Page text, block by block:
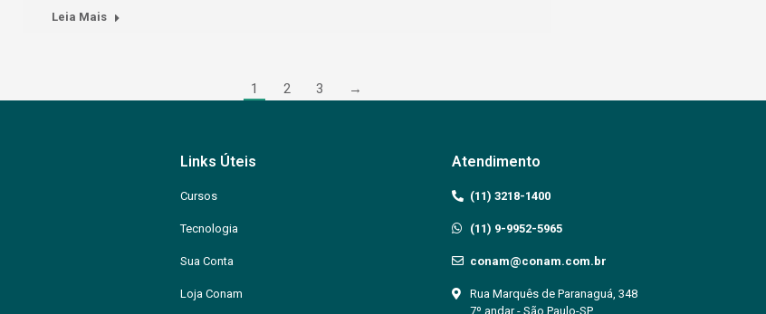
Leia Mais
1 2 3 →
Links Úteis
Cursos
Tecnologia
Sua Conta
Loja Conam
Atendimento
(11) 3218-1400
(11) 9-9952-5965
conam@conam.com.br
Rua Marquês de Paranaguá, 348
7º andar - São Paulo-SP